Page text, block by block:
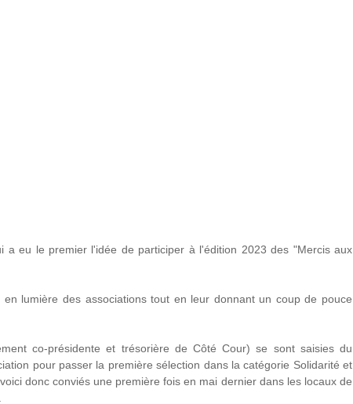
a eu le premier l'idée de participer à l'édition 2023 des "Mercis aux
lumière des associations tout en leur donnant un coup de pouce
co-présidente et trésorière de Côté Cour) se sont saisies du
pour passer la première sélection dans la catégorie Solidarité et
donc conviés une première fois en mai dernier dans les locaux de